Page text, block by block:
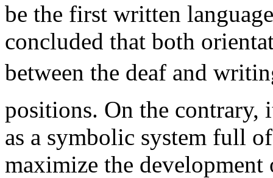
be the first written
concluded that both
between the deaf and
positions. On the contrary,
as a symbolic system full
maximize the